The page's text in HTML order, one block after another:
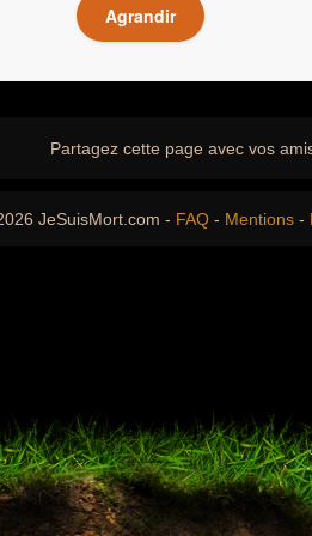
Agrandir
Partagez cette page avec vos
JeSuisMort.com - FAQ - Mentions -